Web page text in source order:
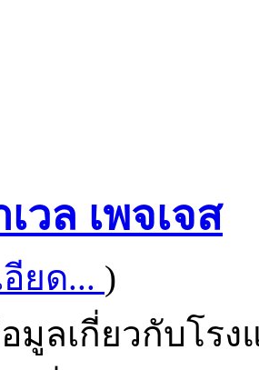
วล เพจเจส
ยด... )
มูลเกี่ยวกับโร